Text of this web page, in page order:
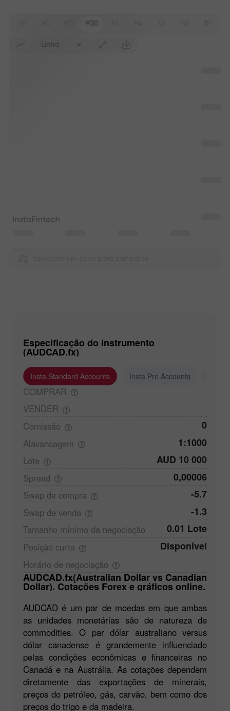
M30
Linha
Especificação do instrumento
(AUDCAD.fx)
Insta.Standard Accounts Insta.Pro Accounts
COMPRAR
VENDER
Comissão
0
Alavancagem 1:1000
Lote AUD 10 000
Spread 0,00006
Swap de compra -5.7
Swap de venda -1.3
Tamanho mínimo da negociação 0.01 Lote
Posição curta Disponível
Horário de negociação
AUDCAD.fx(Australian Dollar vs Canadian
Dollar). Cotações Forex e gráficos online.
AUDCAD é um par de moedas em que ambas
as unidades monetárias são de natureza de
commodities. O par dólar australiano versus
dólar canadense é grandemente influenciado
pelas condições econômicas e financeiras no
Canadá e na Austrália. As cotações dependem
diretamente das exportações de minerais,
preços do petróleo, gás, carvão, bem como dos
preços do trigo e da madeira.